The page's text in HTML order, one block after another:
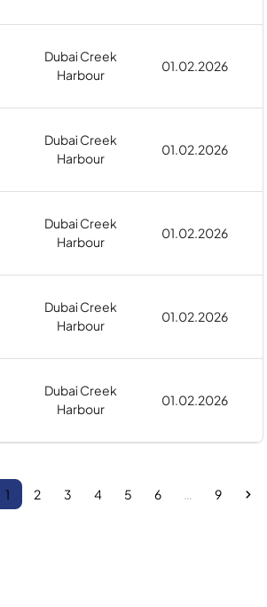
Dubai Creek
Harbour
01.02.2026
Dubai Creek
Harbour
01.02.2026
Dubai Creek
Harbour
01.02.2026
Dubai Creek
Harbour
01.02.2026
Dubai Creek
Harbour
01.02.2026
1 2 3 4 5 6 9